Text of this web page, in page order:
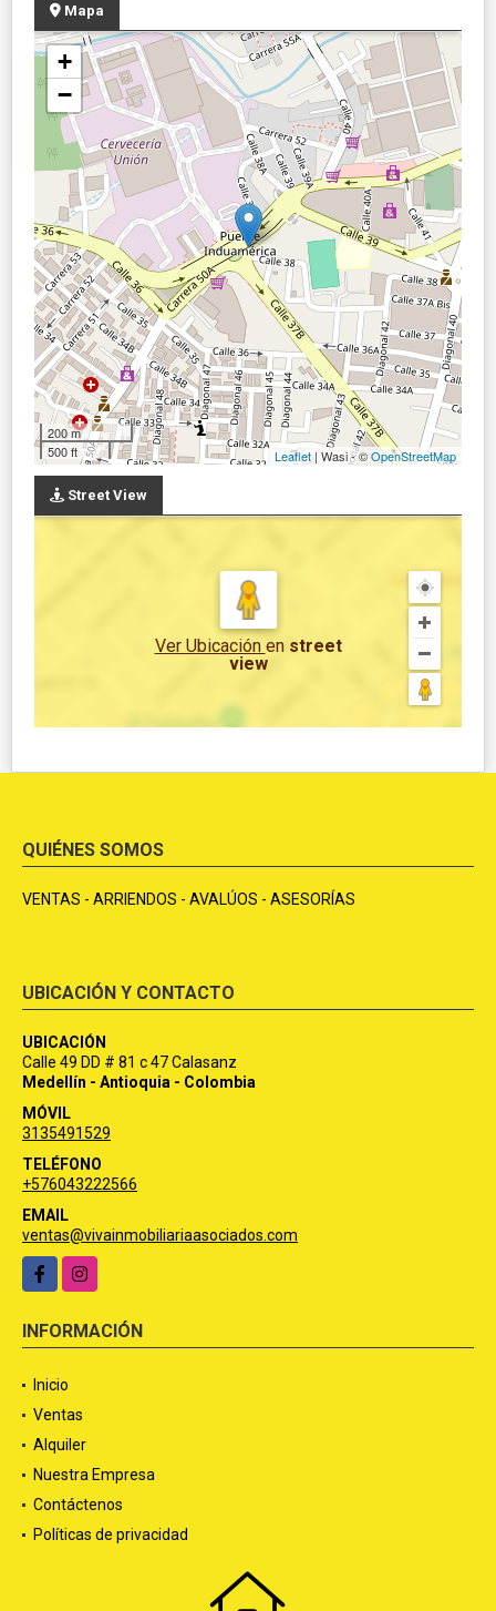
Mapa
+
−
200 m
500 ft
Leaflet | Wasi - ©OpenStreetMap
Street View
Ver Ubicación en street
view
QUIÉNES SOMOS
VENTAS - ARRIENDOS - AVALÚOS - ASESORÍAS
UBICACIÓN Y CONTACTO
UBICACIÓN
Calle 49 DD # 81 c 47 Calasanz
Medellín - Antioquia - Colombia
MÓVIL
3135491529
TELÉFONO
+576043222566
EMAIL
ventas@vivainmobiliariaasociados.com
FacebookInstagram
INFORMACIÓN
Inicio
Ventas
Alquiler
Nuestra Empresa
Contáctenos
Políticas de privacidad